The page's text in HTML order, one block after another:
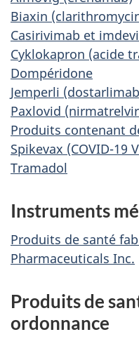
Biaxin
Casirivimab et
Cyklokapron (acide
Dompéridone
Jemperli
Paxlovid
Produits contenant
Spikevax (COVID-19
Tramadol
Instruments
Produits de santé
Pharmaceuticals Inc.
Produits de
ordonnance